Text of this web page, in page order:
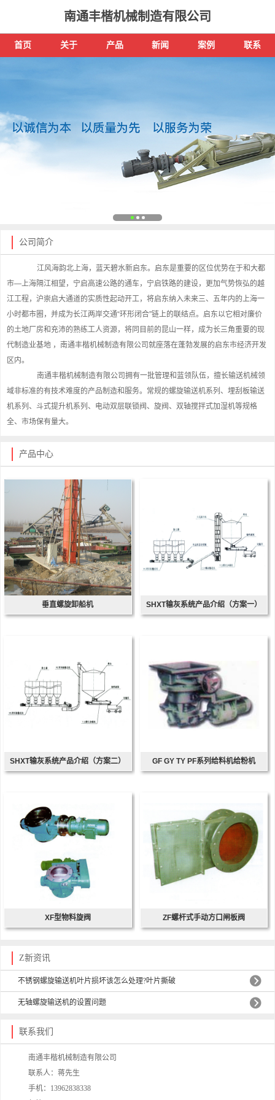
南通丰楷机械制造有限公司
首页 关于 产品 新闻 案例 联系
公司简介
江风海韵北上海，蓝天碧水新启东。启东是重要的区位优势在于和大都
市—上海隔江相望，宁启高速公路的通车，宁启铁路的建设，更加气势恢弘的越
江工程，沪崇启大通道的实质性起动开工，将启东纳入未来三、五年内的上海一
小时都市圈，并成为长江两岸交通“环形闭合”链上的联结点。启东以它相对廉价
的土地厂房和充沛的熟练工人资源，将同目前的昆山一样，成为长三角重要的现
代制造业基地 ，南通丰楷机械制造有限公司就座落在蓬勃发展的启东市经济开发
区内。
南通丰楷机械制造有限公司拥有一批管理和蓝领队伍，擅长输送机械领
域非标准的有技术难度的产品制造和服务。常规的螺旋输送机系列、埋刮板输送
机系列、斗式提升机系列、电动双层联锁阀、旋阀、双轴搅拌式加湿机等规格
全、市场保有量大。
产品中心
垂直螺旋卸船机 SHXT输灰系统产品介绍（方案一）
SHXT输灰系统产品介绍（方案二） GF GY TY PF系列给料机给粉机
XF型物料旋阀 ZF螺杆式手动方口闸板阀
Z新资讯
不锈钢螺旋输送机叶片损坏该怎么处理?叶片撕破
无轴螺旋输送机的设置问题
联系我们
南通丰楷机械制造有限公司
联系人：蒋先生
手机：13962838338